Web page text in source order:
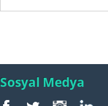
Sosyal Medya